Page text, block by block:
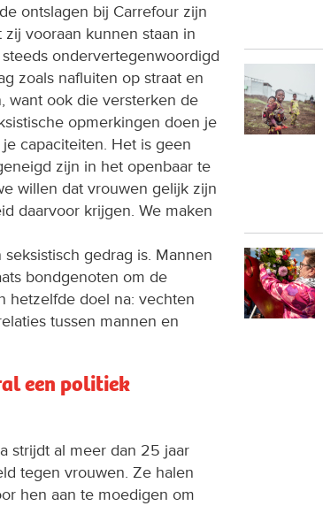
ontslagen bij Carrefour zijn
vooraan kunnen staan in
ondervertegenwoordigd
zoals nafluiten op straat en
want ook die versterken de
opmerkingen doen je
capaciteiten. Het is geen
zijn in het openbaar te
willen dat vrouwen gelijk zijn
daarvoor krijgen. We maken
gedrag is. Mannen
bondgenoten om de
hetzelfde doel na: vechten
tussen mannen en
een politiek
strijdt al meer dan 25 jaar
tegen vrouwen. Ze halen
hen aan te moedigen om